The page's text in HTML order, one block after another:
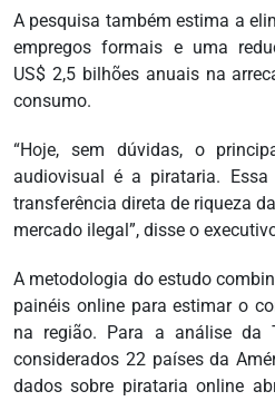
A pesquisa também estima a
empregos formais e uma
US$ 2,5 bilhões anuais na
consumo.
“Hoje, sem dúvidas, o
audiovisual é a pirataria. Essa
transferência direta de riqueza
mercado ilegal”, disse o
A metodologia do estudo
painéis online para estimar o
na região. Para a análise da
considerados 22 países da
dados sobre pirataria online